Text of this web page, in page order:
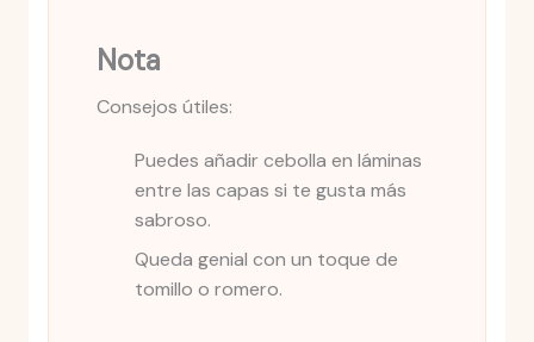
Nota
Consejos útiles:
Puedes añadir cebolla en láminas
entre las capas si te gusta más
sabroso.
Queda genial con un toque de
tomillo o romero.